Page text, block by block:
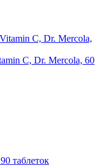
C, Dr. Mercola, 60